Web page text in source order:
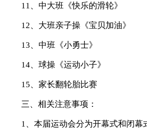
11、中大班《快乐的滑轮》
12、大班亲子操《宝贝加油》
13、中班《小勇士》
14、球操《运动小子》
15、家长翻轮胎比赛
三、相关注意事项：
1、本届运动会分为开幕式和闭幕